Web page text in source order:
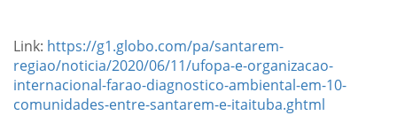
Link: https://g1.globo.com/pa/santarem-
regiao/noticia/2020/06/11/ufopa-e-organizacao-
internacional-farao-diagnostico-ambiental-em-10-
comunidades-entre-santarem-e-itaituba.ghtml